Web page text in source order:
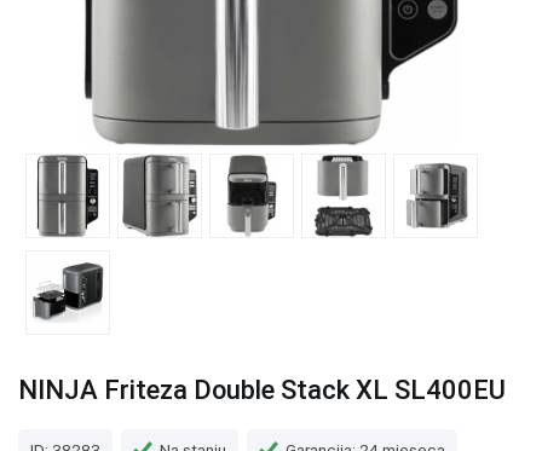
NINJA Friteza Double Stack XL SL400EU